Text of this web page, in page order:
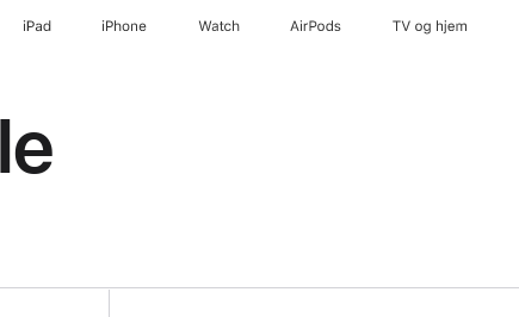
iPad iPhone Watch AirPods TV og hjem